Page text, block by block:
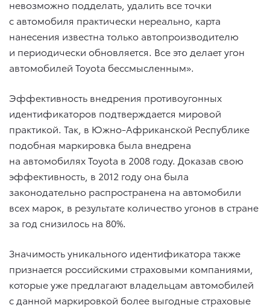
невозможно подделать, удалить все точки
с автомобиля практически нереально, карта
нанесения известна только автопроизводителю
и периодически обновляется. Все это делает угон
автомобилей Toyota бессмысленным».
Эффективность внедрения противоугонных
идентификаторов подтверждается мировой
практикой. Так, в Южно-Африканской Республике
подобная маркировка была внедрена
на автомобилях Toyota в 2008 году. Доказав свою
эффективность, в 2012 году она была
законодательно распространена на автомобили
всех марок, в результате количество угонов в стране
за год снизилось на 80%.
Значимость уникального идентификатора также
признается российскими страховыми компаниями,
которые уже предлагают владельцам автомобилей
с данной маркировкой более выгодные страховые